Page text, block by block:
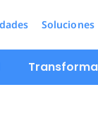
Soluciones